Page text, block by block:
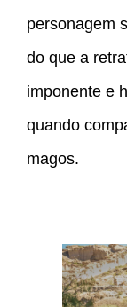
personagem
do que a
imponente e
quando
magos.